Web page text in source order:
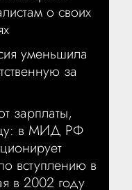
о своих
уменьшила
за
зарплаты,
в МИД РФ
вступлению в
в 2002 году